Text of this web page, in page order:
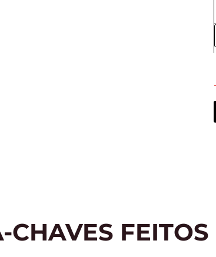
CHAVES